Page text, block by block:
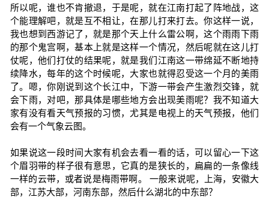
所以呢，谁也不肯撤退，于是呢，就在江南打起了阵地战，这
个能理解吧，就是互不相让，在那儿打来打去。你这样一说，
我也想到西游记了，就是那个天上什么雷公啊，这个雨雨下雨
的那个鬼宫啊，基本上就是这样一个情况，然后呢就在这儿打
仗呢，他们打仗的结果呢，就是我们江南这一带绵延不断地持
续降水，每年的这个时候呢，大家也就得忍受这一个月的美雨
了。嗯，你刚说到这个长江中，下游一带会产生激烈交锋，就
会下雨，对吧，那具体是哪些地方会出现美雨呢？我不知道大
家有没有看天气预报的习惯，尤其是电视上的天气预报，他们
会有一个气象云图。
如果说这一段时间大家有机会去看一看的话，可以留心一下这
个眉羽带的样子很有意思，它真的是狭长的，扁扁的一条像线
一样的云带，或者说是梅雨带啊。 一般来说呢，上海，安徽大
部，江苏大部，河南东部，然后什么湖北的中东部？